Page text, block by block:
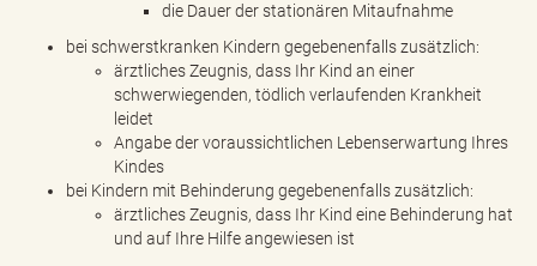
die Dauer der stationären Mitaufnahme
bei schwerstkranken Kindern gegebenenfalls zusätzlich:
ärztliches Zeugnis, dass Ihr Kind an einer
schwerwiegenden, tödlich verlaufenden Krankheit
leidet
Angabe der voraussichtlichen Lebenserwartung Ihres
Kindes
bei Kindern mit Behinderung gegebenenfalls zusätzlich:
ärztliches Zeugnis, dass Ihr Kind eine Behinderung hat
und auf Ihre Hilfe angewiesen ist